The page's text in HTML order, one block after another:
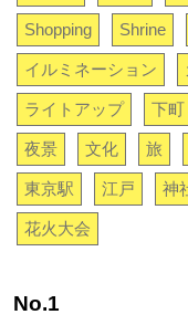
Shopping Shrine
イルミネーション
ライトアップ 下町
夜景 文化 旅
東京駅 江戸 神
花火大会